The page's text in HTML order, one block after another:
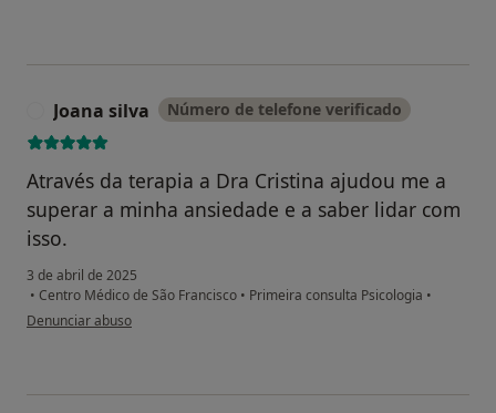
Joana silva Número de telefone verificado
Através da terapia a Dra Cristina ajudou me a
superar a minha ansiedade e a saber lidar com
isso.
3 de abril de 2025
• Centro Médico de São Francisco • Primeira consulta Psicologia •
na opinião do utilizador Joana silva
Denunciar abuso